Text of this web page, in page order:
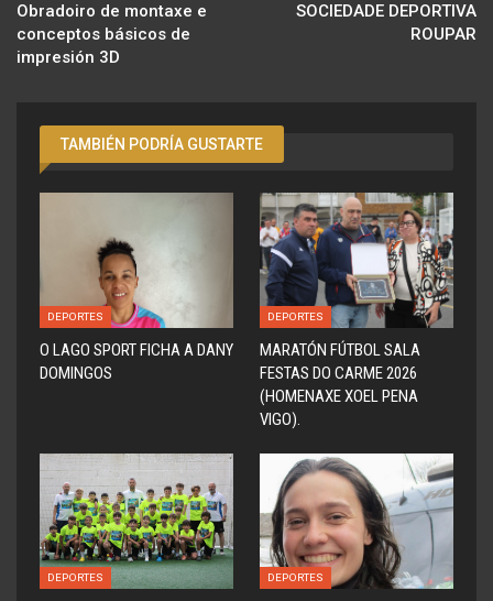
Obradoiro de montaxe e
conceptos básicos de
impresión 3D
SOCIEDADE DEPORTIVA
ROUPAR
TAMBIÉN PODRÍA GUSTARTE
DEPORTES
O LAGO SPORT FICHA A DANY
DOMINGOS
DEPORTES
MARATÓN FÚTBOL SALA
FESTAS DO CARME 2026
(HOMENAXE XOEL PENA
VIGO).
DEPORTES DEPORTES